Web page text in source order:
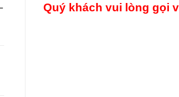
Quý khách vui lòng gọi